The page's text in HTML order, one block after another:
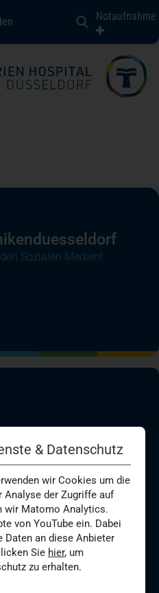
Notaufnahme
Sozialen Medien!
& Datenschutz
wir Cookies um die
Analyse der Zugriffe auf
wir Matomo Analytics.
von YouTube ein. Dabei
Daten an diese Anbieter
Sie hier, um
zu erhalten.